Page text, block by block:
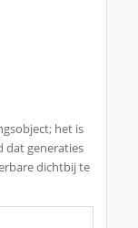
het is
dat generaties
dichtbij te